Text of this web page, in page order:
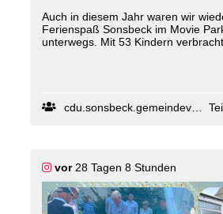
Auch in diesem Jahr waren wir
Ferienspaß Sonsbeck im Movie
unterwegs. Mit 53 Kindern
gemeinsame Erlebnisse – für alle
Vor allem die strahlenden
Solche Aktionen sind für uns mehr
Sie schaffen gemeinsame
für viele Kinder einfach zu den
💛
vor28 Tagen 8 Stunden